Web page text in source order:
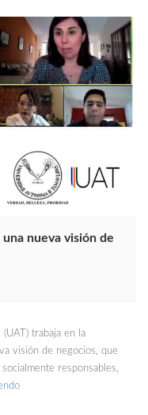
nueva visión de
(UAT) trabaja en la
visión de negocios, que
responsables,